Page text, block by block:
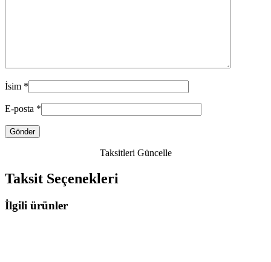
İsim *
E-posta *
Taksitleri Güncelle
Taksit Seçenekleri
İlgili ürünler